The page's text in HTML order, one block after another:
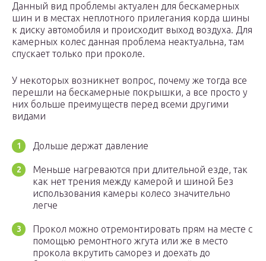
Данный вид проблемы актуален для бескамерных
шин и в местах неплотного прилегания корда шины
к диску автомобиля и происходит выход воздуха. Для
камерных колес данная проблема неактуальна, там
спускает только при проколе.
У некоторых возникнет вопрос, почему же тогда все
перешли на бескамерные покрышки, а все просто у
них больше преимуществ перед всеми другими
видами
Дольше держат давление
Меньше нагреваются при длительной езде, так
как нет трения между камерой и шиной Без
использования камеры колесо значительно
легче
Прокол можно отремонтировать прям на месте с
помощью ремонтного жгута или же в место
прокола вкрутить саморез и доехать до